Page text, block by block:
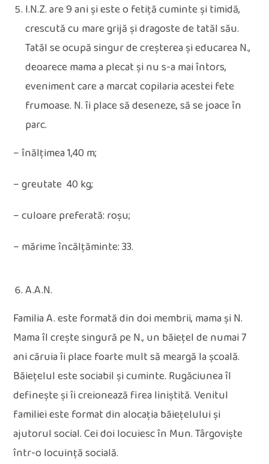
I.N.Z. are 9 ani și este o fetiță cuminte și timidă,
crescută cu mare grijă și dragoste de tatăl său.
Tatăl se ocupă singur de creșterea și educarea N.,
deoarece mama a plecat și nu s-a mai întors,
eveniment care a marcat copilaria acestei fete
frumoase. N. îi place să deseneze, să se joace în
parc.
– înălțimea 1,40 m;
– greutate 40 kg;
– culoare preferată: roșu;
– mărime încălțăminte: 33.
A.A.N.
Familia A. este formată din doi membrii, mama și N.
Mama îl crește singură pe N., un băiețel de numai 7
ani căruia îi place foarte mult să meargă la școală.
Băiețelul este sociabil și cuminte. Rugăciunea îl
definește și îi creionează firea liniștită. Venitul
familiei este format din alocația băiețelului și
ajutorul social. Cei doi locuiesc în Mun. Târgoviște
într-o locuință socială.